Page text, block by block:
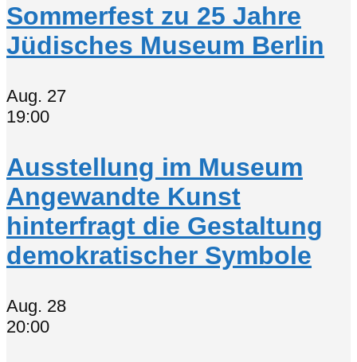
Sommerfest zu 25 Jahre
Jüdisches Museum Berlin
Aug. 27
19:00
Ausstellung im Museum
Angewandte Kunst
hinterfragt die Gestaltung
demokratischer Symbole
Aug. 28
20:00